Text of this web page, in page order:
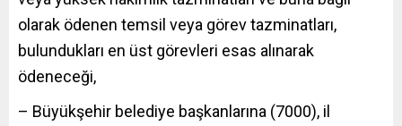
olarak ödenen temsil veya görev tazminatları,
bulundukları en üst görevleri esas alınarak
ödeneceği,
– Büyükşehir belediye başkanlarına (7000), il